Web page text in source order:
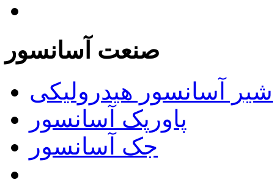
صنعت آسانسور
شیر آسانسور هیدرولیکی
پاورپک آسانسور
جک آسانسور